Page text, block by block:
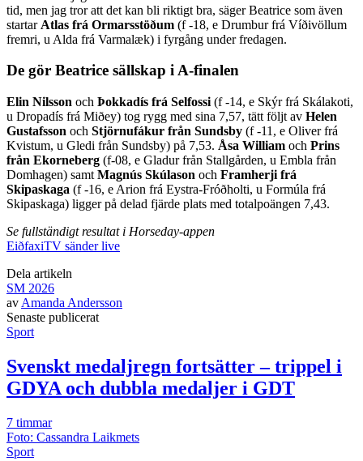
tid, men jag tror att det kan bli riktigt bra, säger Beatrice som även
startar Atlas frá Ormarsstöðum (f -18, e Drumbur frá Víðivöllum
fremri, u Alda frá Varmalæk) i fyrgång under fredagen.
De gör Beatrice sällskap i A-finalen
Elin Nilsson och Þokkadís frá Selfossi (f -14, e Skýr frá Skálakoti,
u Dropadís frá Miðey) tog rygg med sina 7,57, tätt följt av Helen
Gustafsson och Stjörnufákur från Sundsby (f -11, e Oliver frá
Kvistum, u Gledi från Sundsby) på 7,53. Åsa William och Prins
från Ekorneberg (f-08, e Gladur från Stallgården, u Embla från
Domhagen) samt Magnús Skúlason och Framherji frá
Skipaskaga (f -16, e Arion frá Eystra-Fróðholti, u Formúla frá
Skipaskaga) ligger på delad fjärde plats med totalpoängen 7,43.
Se fullständigt resultat i Horseday-appen
EiðfaxiTV sänder live
Dela artikeln
SM 2026
av Amanda Andersson
Senaste publicerat
Sport
Svenskt medaljregn fortsätter – trippel i
GDYA och dubbla medaljer i GDT
7 timmar
Foto: Cassandra Laikmets
Sport